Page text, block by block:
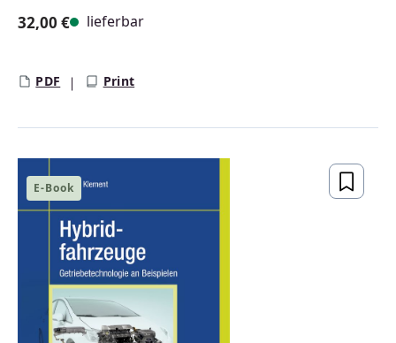
32,00 € lieferbar
PDF Print
E-Book